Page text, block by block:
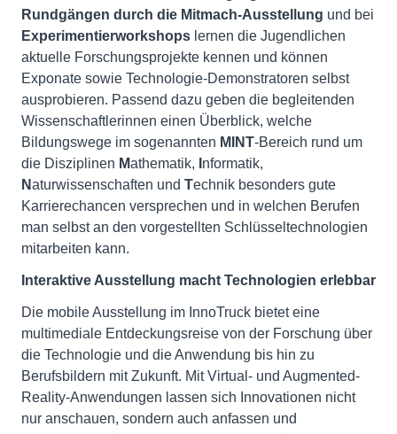
Rundgängen durch die Mitmach-Ausstellung und bei
Experimentierworkshops lernen die Jugendlichen
aktuelle Forschungsprojekte kennen und können
Exponate sowie Technologie-Demonstratoren selbst
ausprobieren. Passend dazu geben die begleitenden
Wissenschaftlerinnen einen Überblick, welche
Bildungswege im sogenannten MINT-Bereich rund um
die Disziplinen Mathematik, nformatik,
Naturwissenschaften und Technik besonders gute
Karrierechancen versprechen und in welchen Berufen
man selbst an den vorgestellten Schlüsseltechnologien
mitarbeiten kann.
Interaktive Ausstellung macht Technologien erlebbar
Die mobile Ausstellung im InnoTruck bietet eine
multimediale Entdeckungsreise von der Forschung über
die Technologie und die Anwendung bis hin zu
Berufsbildern mit Zukunft. Mit Virtual- und Augmented-
Reality-Anwendungen lassen sich Innovationen nicht
nur anschauen, sondern auch anfassen und